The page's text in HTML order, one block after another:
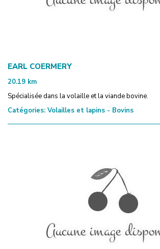
EARL COERMERY
20.19 km
Spécialisée dans la volaille et la viande bovine.
Catégories: Volailles et lapins - Bovins